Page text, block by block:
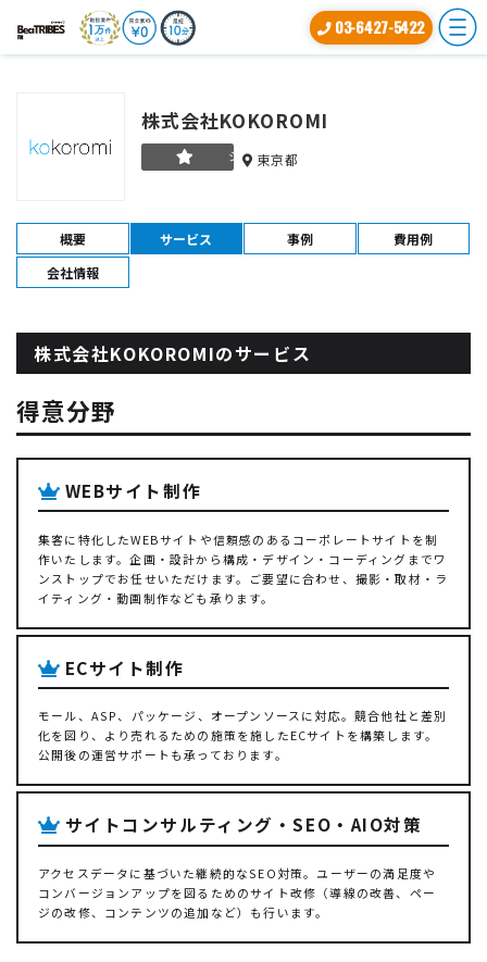
03-6427-5422
株式会社KOKOROMI
シルバー
東京都
概要 サービス 事例
費用例
会社情報
株式会社KOKOROMIのサービス
得意分野
WEBサイト制作
集客に特化したWEBサイトや信頼感のあるコーポレートサイトを制
作いたします。企画・設計から構成・デザイン・コーディングまでワ
ンストップでお任せいただけます。ご要望に合わせ、撮影・取材・ラ
イティング・動画制作なども承ります。
ECサイト制作
モール、ASP、パッケージ、オープンソースに対応。競合他社と差別
化を図り、より売れるための施策を施したECサイトを構築します。
公開後の運営サポートも承っております。
サイトコンサルティング・SEO・AIO対策
アクセスデータに基づいた継続的なSEO対策。ユーザーの満足度や
コンバージョンアップを図るためのサイト改修（導線の改善、ペー
ジの改修、コンテンツの追加など）も行います。